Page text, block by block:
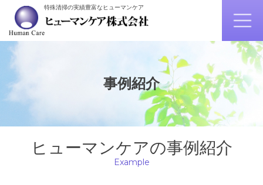
特殊清掃の実績豊富なヒューマンケア
事例紹介
ヒューマンケアの事例紹介
Example